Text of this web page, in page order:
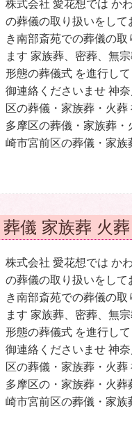
株式会社 愛花想では か
の葬儀の取り扱いをして
き南部斎苑での葬儀の
ます 家族葬、密葬、無
形態の葬儀式 を進行し
御連絡くださいませ 神
区の葬儀・家族葬・火
多摩区の葬儀・家族葬・
崎市宮前区の葬儀・家
儀 家族葬 火葬
株式会社 愛花想では か
の葬儀の取り扱いをして
き南部斎苑での葬儀の
ます 家族葬、密葬、無
形態の葬儀式 を進行し
御連絡くださいませ 神
区の葬儀・家族葬・火
多摩区の・家族葬・火葬
崎市宮前区の葬儀・家